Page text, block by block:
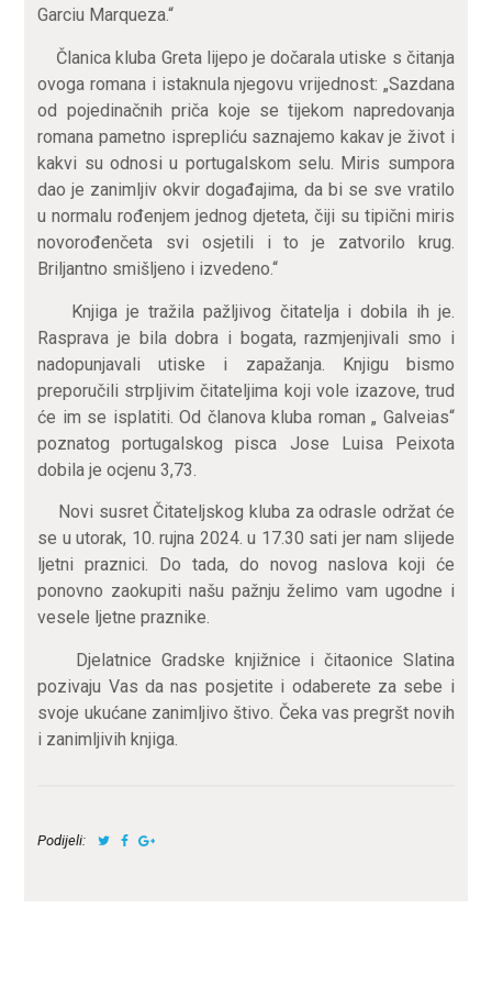
Garciu Marqueza.“
Članica kluba Greta lijepo je dočarala utiske s čitanja
ovoga romana i istaknula njegovu vrijednost: „Sazdana
od pojedinačnih priča koje se tijekom napredovanja
romana pametno isprepliću saznajemo kakav je život i
kakvi su odnosi u portugalskom selu. Miris sumpora
dao je zanimljiv okvir događajima, da bi se sve vratilo
u normalu rođenjem jednog djeteta, čiji su tipični miris
novorođenčeta svi osjetili i to je zatvorilo krug.
Briljantno smišljeno i izvedeno.“
Knjiga je tražila pažljivog čitatelja i dobila ih je.
Rasprava je bila dobra i bogata, razmjenjivali smo i
nadopunjavali utiske i zapažanja. Knjigu bismo
preporučili strpljivim čitateljima koji vole izazove, trud
će im se isplatiti. Od članova kluba roman „ Galveias“
poznatog portugalskog pisca Jose Luisa Peixota
dobila je ocjenu 3,73.
Novi susret Čitateljskog kluba za odrasle održat će
se u utorak, 10. rujna 2024. u 17.30 sati jer nam slijede
ljetni praznici. Do tada, do novog naslova koji će
ponovno zaokupiti našu pažnju želimo vam ugodne i
vesele ljetne praznike.
Djelatnice Gradske knjižnice i čitaonice Slatina
pozivaju Vas da nas posjetite i odaberete za sebe i
svoje ukućane zanimljivo štivo. Čeka vas pregršt novih
i zanimljivih knjiga.
Podijeli: